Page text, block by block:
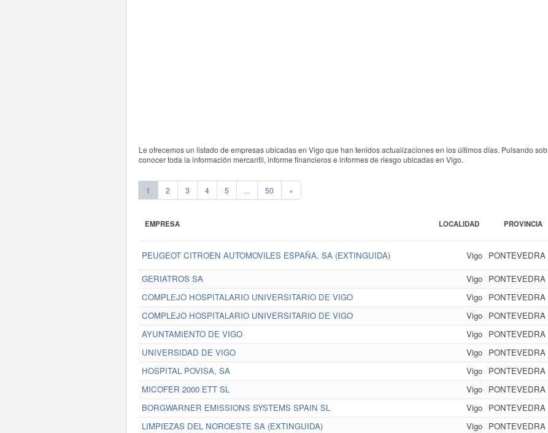
Le ofrecemos un listado de empresas ubicadas en Vigo que han tenidos actualizaciones en los últimos días. Pulsando
conocer toda la información mercantil, informe financieros e informes de riesgo ubicadas en Vigo.
1 2 3 4 5 ... 50 »
EMPRESA LOCALIDAD PROVINCIA
PEUGEOT CITROEN AUTOMOVILES ESPAÑA, SA (EXTINGUIDA) Vigo PONTEVEDRA
GERIATROS SA
Vigo PONTEVEDRA
COMPLEJO HOSPITALARIO UNIVERSITARIO DE VIGO
Vigo
PONTEVEDRA
COMPLEJO HOSPITALARIO UNIVERSITARIO DE VIGO
Vigo PONTEVEDRA
AYUNTAMIENTO DE VIGO
Vigo PONTEVEDRA
UNIVERSIDAD DE VIGO
Vigo PONTEVEDRA
HOSPITAL POVISA, SA
Vigo PONTEVEDRA
MICOFER 2000 ETT SL
Vigo PONTEVEDRA
BORGWARNER EMISSIONS SYSTEMS SPAIN SL
Vigo PONTEVEDRA
LIMPIEZAS DEL NOROESTE SA (EXTINGUIDA)
Vigo PONTEVEDRA